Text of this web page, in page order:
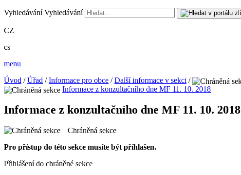
Vyhledávání Vyhledávání
CZ
cs
menu
Úvod /Úřad /Informace pro obce /Další informace v sekci /
Informace z konzultačního dne MF 11. 10. 2018
Informace z konzultačního dne MF 11. 10. 2018
Chráněná sekce
Pro přístup do této sekce musíte být příhlašen.
Přihlášení do chráněné sekce